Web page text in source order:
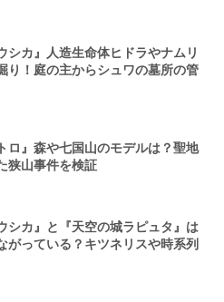
シカ』人造生命体ヒドラやナムリ
り！庭の主からシュワの墓所の管
ロ』森や七国山のモデルは？聖地
狭山事件を検証
シカ』と『天空の城ラピュタ』は
がっている？キツネリスや時系列